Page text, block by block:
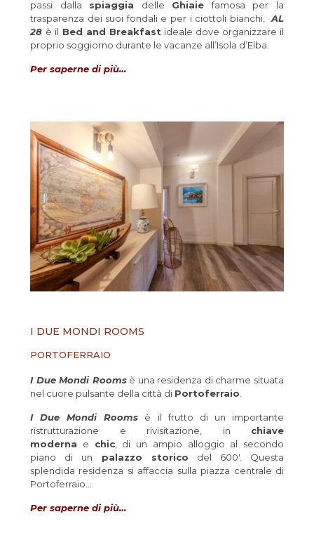
passi dalla spiaggia delle Ghiaie famosa per la
trasparenza dei suoi fondali e per i ciottoli bianchi,AL
28 è il Bed and Breakfast ideale dove organizzare il
proprio soggiorno durante le vacanze all’Isola d’Elba.
Per saperne di più…
I DUE MONDI ROOMS
PORTOFERRAIO
I Due Mondi Roomsè una residenza di charme situata
nel cuore pulsante della città di Portoferraio
I Due Mondi Rooms
è il frutto di un importante
ristrutturazione e rivisitazione, in chiave
moderna e chic, di un ampio alloggio al secondo
piano di un palazzo storico del 600′. Questa
splendida residenza si affaccia sulla piazza centrale di
Portoferraio…
Per saperne di più…